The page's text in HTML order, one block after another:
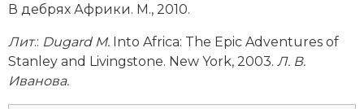
В дебрях Африки. М., 2010.
Лит.: Dugard M. Into Africa: The Epic Adventures of
Stanley and Livingstone. New York, 2003. Л. В.
Иванова.